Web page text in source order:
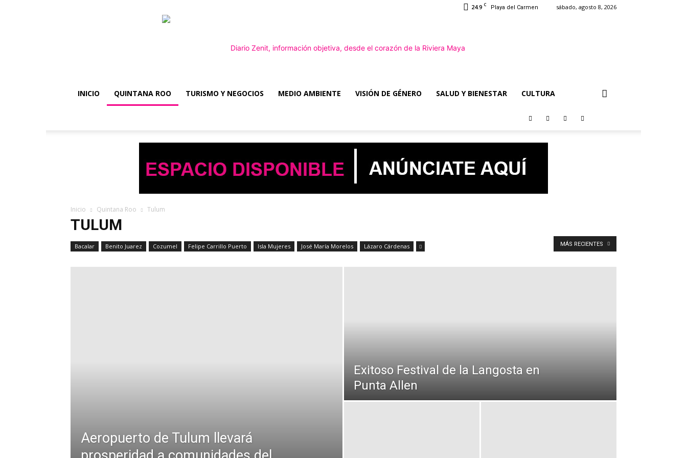
24.9 C Playa del Carmen sábado, agosto 8, 2026
INICIO QUINTANA ROO TURISMO Y NEGOCIOS MEDIO AMBIENTE VISIÓN DE GÉNERO SALUD Y BIENESTAR CULTURA
Inicio Quintana Roo Tulum
TULUM
Bacalar Benito Juarez Cozumel Felipe Carrillo Puerto Isla Mujeres José María Morelos Lázaro Cárdenas MÁS RECIENTES
Aeropuerto de Tulum llevará
Exitoso Festival de la Langosta en
Punta Allen